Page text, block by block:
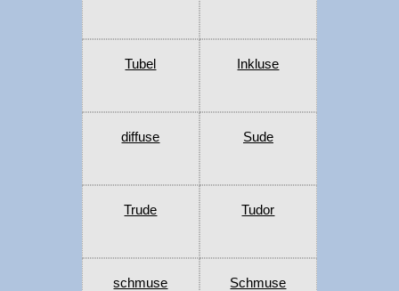
Tubel Inkluse
diffuse Sude
Trude Tudor
schmuse Schmuse